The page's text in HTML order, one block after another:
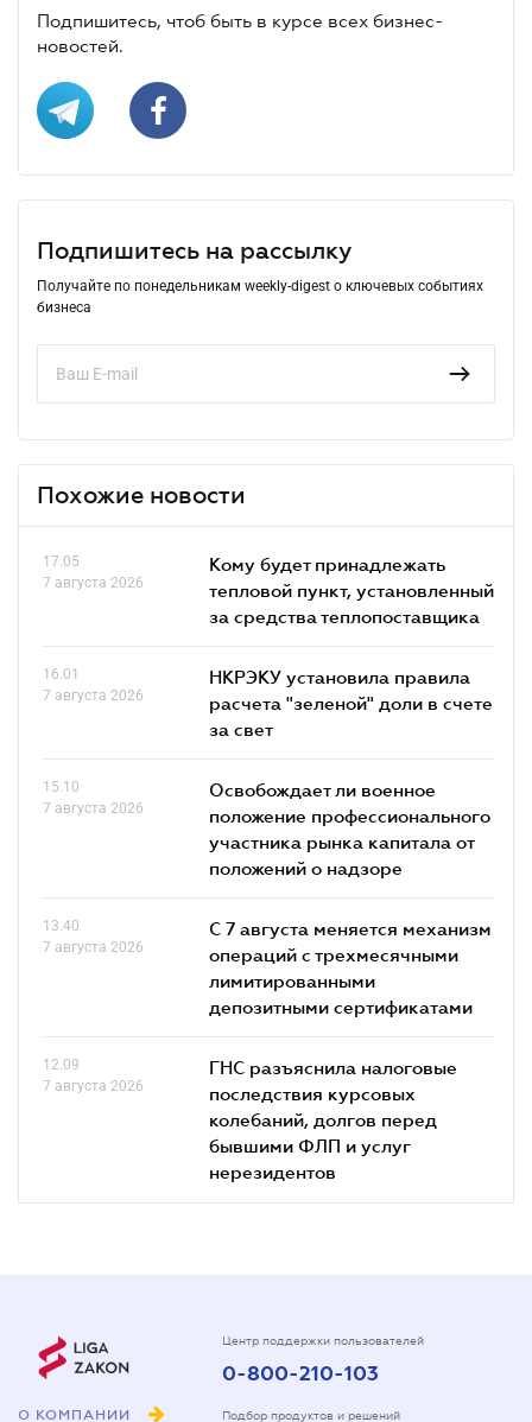
Подпишитесь, чтоб быть в курсе всех бизнес-
новостей.
Подпишитесь на рассылку
Получайте по понедельникам weekly-digest о ключевых событиях
бизнеса
Похожие новости
17.05
7 августа 2026
Кому будет принадлежать
тепловой пункт, установленный
за средства теплопоставщика
16.01
7 августа 2026
НКРЭКУ установила правила
расчета "зеленой" доли в счете
за свет
15.10
7 августа 2026
Освобождает ли военное
положение профессионального
участника рынка капитала от
положений о надзоре
13.40
7 августа 2026
С 7 августа меняется механизм
операций с трехмесячными
лимитированными
депозитными сертификатами
12.09
7 августа 2026
ГНС разъяснила налоговые
последствия курсовых
колебаний, долгов перед
бывшими ФЛП и услуг
нерезидентов
О КОМПАНИИ
Центр поддержки пользователей
0-800-210-103
Подбор продуктов и решений